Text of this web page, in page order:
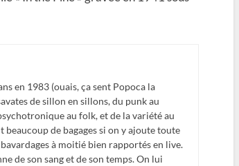
en 1983 (ouais, ça sent Popoca la
de sillon en sillons, du punk au
au folk, et de la variété au
de bagages si on y ajoute toute
à moitié bien rapportés en live.
de son sang et de son temps. On lui